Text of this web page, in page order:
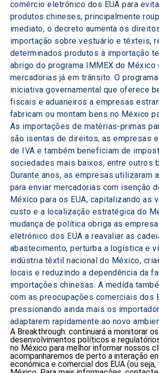
comércio eletrônico dos EUA para
produtos chineses, principalmente
imediato, o decreto aumenta os
importação sobre vestuário e têxteis,
determinados produtos à importação
abrigo do programa IMMEX do México
mercadorias já em trânsito. O
iniciativa governamental que oferece
fiscais e aduaneiros a empresas
fabricam ou montam bens no México
As importações de matérias-primas
são isentas de direitos, as empresas
de IVA e também beneficiam de
sociedades mais baixos, entre outros
Durante anos, as empresas utilizaram
para enviar mercadorias com isenção
México para os EUA, capitalizando as
custo e a localização estratégica do
mudança de política obriga as
eletrónico dos EUA a reavaliar as
abastecimento, perturba a logística e
indústria têxtil nacional do México,
locais e reduzindo a dependência da
importações chinesas. A medida
com as preocupações comerciais dos
pressionando ainda mais os
adaptarem rapidamente ao novo
A Breakthrough: continuará a monitorar os
desenvolvimentos políticos e
no México para melhor informar nossos
acompanharemos de perto a interação
económica e comercial dos EUA (ou